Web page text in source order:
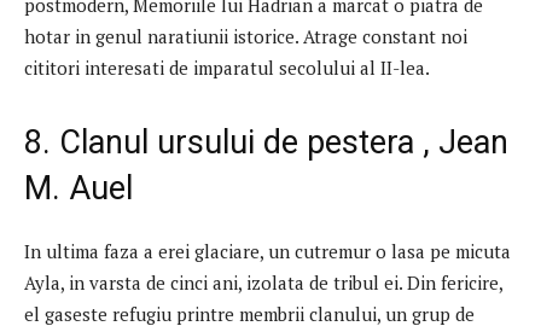
hotar in genul naratiunii istorice. Atrage constant noi
cititori interesati de imparatul secolului al II-lea.
8. Clanul ursului de pestera , Jean
M. Auel
In ultima faza a erei glaciare, un cutremur o lasa pe micuta
Ayla, in varsta de cinci ani, izolata de tribul ei. Din fericire,
el gaseste refugiu printre membrii clanului, un grup de